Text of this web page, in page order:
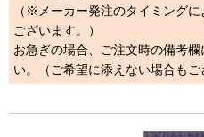
（※メーカー発注のタイミング
ございます。）
お急ぎの場合、ご注文時の備考
い。（ご希望に添えない場合もご